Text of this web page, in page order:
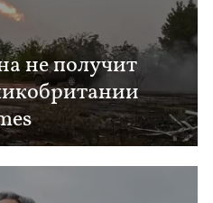
не получит